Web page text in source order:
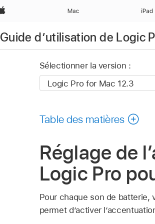
Apple Mac iPad
Guide d’utilisation de Logic
Sélectionner la version :
Table des matières
Réglage de
Logic Pro
Pour chaque son de batterie,
permet d’activer